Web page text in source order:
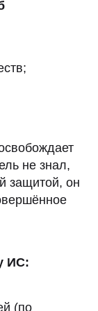
не знал,
защитой, он
ИС:
(по